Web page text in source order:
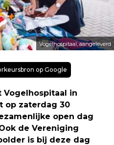
Vogelhospitaal, aangeleverd
op Google
Vogelhospitaal in
op zaterdag 30
open dag
de Vereniging
is bij deze dag